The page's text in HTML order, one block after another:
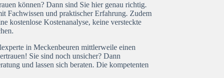
können? Dann sind Sie hier genau richtig.
Fachwissen und praktischer Erfahrung. Zudem
kostenlose Kostenanalyse, keine versteckte
in Meckenbeuren mittlerweile einen
Sie sind noch unsicher? Dann
und lassen sich beraten. Die kompetenten